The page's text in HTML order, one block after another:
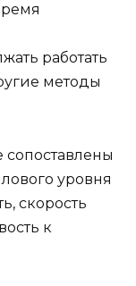
работать
методы
сопоставлены
уровня
скорость
к